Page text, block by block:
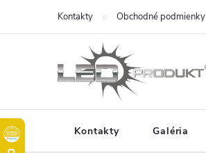
obsah
Kontakty Obchodné podmienky
Kontakty Galéria